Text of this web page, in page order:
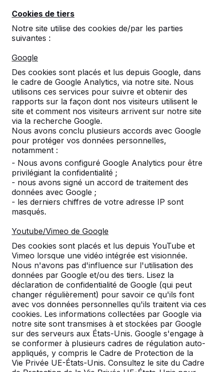
Cookies de tiers
Notre site utilise des cookies de/par les parties
suivantes :
Google
Des cookies sont placés et lus depuis Google, dans
le cadre de Google Analytics, via notre site. Nous
utilisons ces services pour suivre et obtenir des
rapports sur la façon dont nos visiteurs utilisent le
site et comment nos visiteurs arrivent sur notre site
via la recherche Google.
Nous avons conclu plusieurs accords avec Google
pour protéger vos données personnelles,
notamment :
- Nous avons configuré Google Analytics pour être
privilégiant la confidentialité ;
- nous avons signé un accord de traitement des
données avec Google ;
- les derniers chiffres de votre adresse IP sont
masqués.
Youtube/Vimeo de Google
Des cookies sont placés et lus depuis YouTube et
Vimeo lorsque une vidéo intégrée est visionnée.
Nous n'avons pas d'influence sur l'utilisation des
données par Google et/ou des tiers. Lisez la
déclaration de confidentialité de Google (qui peut
changer régulièrement) pour savoir ce qu'ils font
avec vos données personnelles qu'ils traitent via ces
cookies. Les informations collectées par Google via
notre site sont transmises à et stockées par Google
sur des serveurs aux États-Unis. Google s'engage à
se conformer à plusieurs cadres de régulation auto-
appliqués, y compris le Cadre de Protection de la
Vie Privée UE-États-Unis. Consultez le site du Cadre
2ème produit et suivants € 2.800,00la pièce,
économisez3%!
Couleur
Nombre
Ajouter à la commande
Ajouter à l’offre
Livraison et mise en place gratuites en België.
Livré dans un délai de 4 semaines ouvrables.
Comment se fait la livraison ? Voir la vidéo
La table multi-jeux avec trois
échiquiers
Cette magnifique table de jeux a plusieurs fonctions.
En plus d’être un superbe ensemble de pique-nique